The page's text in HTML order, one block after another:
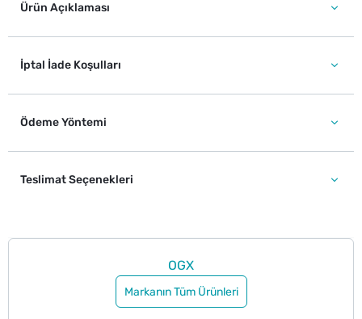
Ürün Açıklaması
İptal İade Koşulları
Ödeme Yöntemi
Teslimat Seçenekleri
OGX
Markanın Tüm Ürünleri